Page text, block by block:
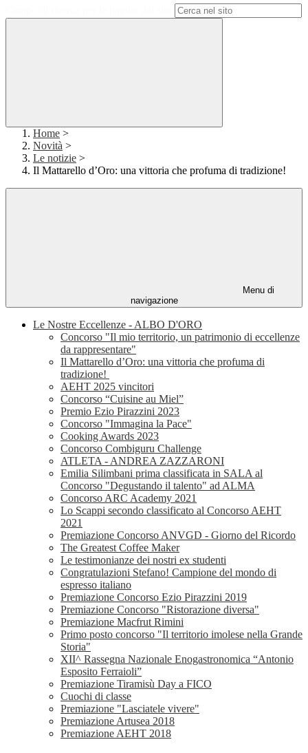
Home >
Novità >
Le notizie >
Il Mattarello d’Oro: una vittoria che profuma di tradizione!
Menu di
navigazione
Le Nostre Eccellenze - ALBO D'ORO
Concorso "Il mio territorio, un patrimonio di eccellenze
da rappresentare"
Il Mattarello d’Oro: una vittoria che profuma di
tradizione!
AEHT 2025 vincitori
Concorso “Cuisine au Miel”
Premio Ezio Pirazzini 2023
Concorso "Immagina la Pace"
Cooking Awards 2023
Concorso Combiguru Challenge
ATLETA - ANDREA ZAZZARONI
Emilia Silimbani prima classificata in SALA al
Concorso "Degustando il talento" ad ALMA
Concorso ARC Academy 2021
Lo Scappi secondo classificato al Concorso AEHT
2021
Premiazione Concorso ANVGD - Giorno del Ricordo
The Greatest Coffee Maker
Le testimonianze dei nostri ex studenti
Congratulazioni Stefano! Campione del mondo di
espresso italiano
Premiazione Concorso Ezio Pirazzini 2019
Premiazione Concorso "Ristorazione diversa"
Premiazione Macfrut Rimini
Primo posto concorso "Il territorio imolese nella Grande
Storia"
XII^ Rassegna Nazionale Enogastronomica “Antonio
Esposito Ferraioli”
Premiazione Tiramisù Day a FICO
Cuochi di classe
Premiazione "Lasciatele vivere"
Premiazione Artusea 2018
Premiazione AEHT 2018